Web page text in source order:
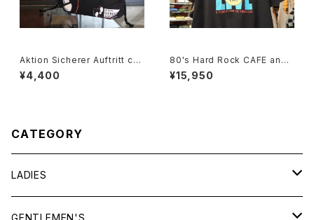
Aktion Sicherer Auftritt cot
ton promotional drawstrin
g Bag
¥4,400
80's Hard Rock CAFE and
Coca-Cola live Tee "Made
in U.S.A."
¥15,950
CATEGORY
LADIES
TOPS
GENTLEMEN'S